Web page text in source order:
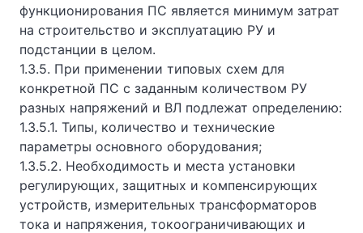
функционирования ПС является минимум затрат
на строительство и эксплуатацию РУ и
подстанции в целом.
1.3.5. При применении типовых схем для
конкретной ПС с заданным количеством РУ
разных напряжений и ВЛ подлежат определению:
1.3.5.1. Типы, количество и технические
параметры основного оборудования;
1.3.5.2. Необходимость и места установки
регулирующих, защитных и компенсирующих
устройств, измерительных трансформаторов
тока и напряжения, токоограничивающих и